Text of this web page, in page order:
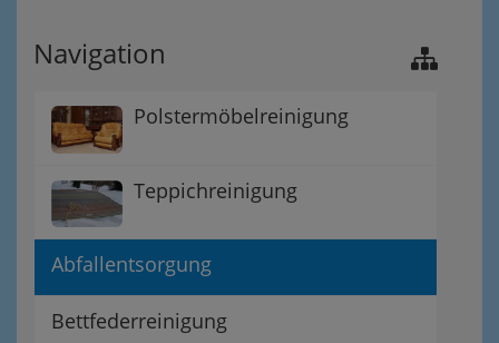
Navigation
Polstermöbelreinigung
Teppichreinigung
Abfallentsorgung
Bettfederreinigung